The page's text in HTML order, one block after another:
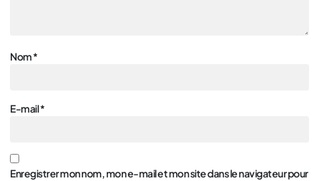
Nom*
E-mail*
Enregistrer mon nom, mon e-mail et mon site dans le navigateur pour